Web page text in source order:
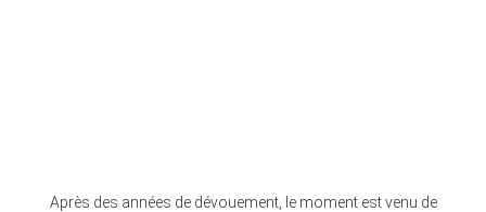
Après des années de dévouement, le moment est venu de